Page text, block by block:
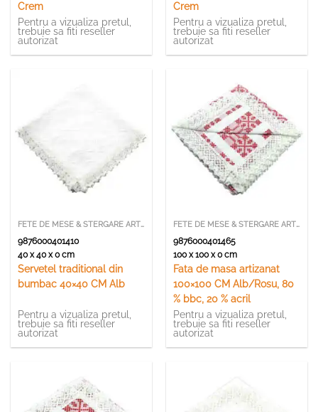
Crem
Pentru a vizualiza pretul,
trebuie sa fiti reseller
autorizat
Crem
Pentru a vizualiza pretul,
trebuie sa fiti reseller
autorizat
FETE DE MESE & STERGARE ARTIZANALE
9876000401410
40 x 40 x 0 cm
Servetel traditional din
bumbac 40×40 CM Alb
Pentru a vizualiza pretul,
trebuie sa fiti reseller
autorizat
FETE DE MESE & STERGARE ARTIZANALE
9876000401465
100 x 100 x 0 cm
Fata de masa artizanat
100×100 CM Alb/Rosu, 80
% bbc, 20 % acril
Pentru a vizualiza pretul,
trebuie sa fiti reseller
autorizat